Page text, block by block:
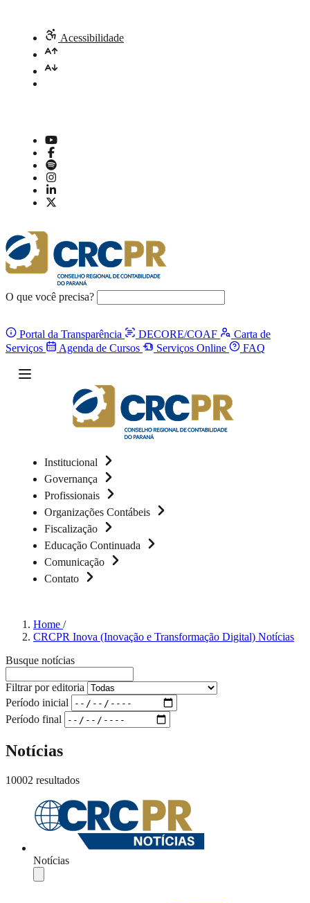
Acessibilidade
O que você precisa?
Portal da Transparência DECORE/COAF
Carta de
Serviços
Agenda de Cursos Serviços Online FAQ
Institucional
Governança
Profissionais
Organizações Contábeis
Fiscalização
Educação Continuada
Comunicação
Contato
Home /
CRCPR Inova (Inovação e Transformação Digital) Notícias
Busque notícias
Filtrar por editoria
Período inicial
Período final
Notícias
10002 resultados
Notícias
Compartilhar